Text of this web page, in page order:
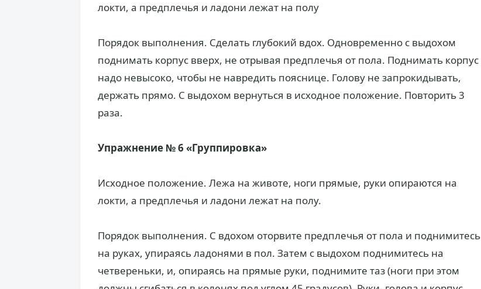
локти, а предплечья и ладони лежат на полу
Порядок выполнения. Сделать глубокий вдох. Одновременно с выдохом
поднимать корпус вверх, не отрывая предплечья от пола. Поднимать корпус
надо невысоко, чтобы не навредить пояснице. Голову не запрокидывать,
держать прямо. С выдохом вернуться в исходное положение. Повторить 3
раза.
Упражнение № 6 «Группировка»
Исходное положение. Лежа на животе, ноги прямые, руки опираются на
локти, а предплечья и ладони лежат на полу.
Порядок выполнения. С вдохом оторвите предплечья от пола и поднимитесь
на руках, упираясь ладонями в пол. Затем с выдохом поднимитесь на
четвереньки, и, опираясь на прямые руки, поднимите таз (ноги при этом